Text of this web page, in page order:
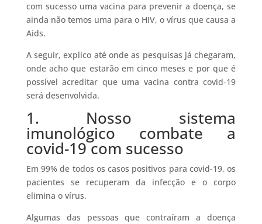
com sucesso uma vacina para prevenir a doença, se
ainda não temos uma para o HIV, o vírus que causa a
Aids.
A seguir, explico até onde as pesquisas já chegaram,
onde acho que estarão em cinco meses e por que é
possível acreditar que uma vacina contra covid-19
será desenvolvida.
1. Nosso sistema
imunológico combate a
covid-19 com sucesso
Em 99% de todos os casos positivos para covid-19, os
pacientes se recuperam da infecção e o corpo
elimina o vírus.
Algumas das pessoas que contraíram a doença